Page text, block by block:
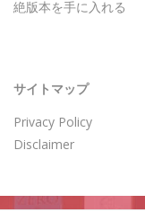
絶版本を手に入れる
サイトマップ
Privacy Policy
Disclaimer